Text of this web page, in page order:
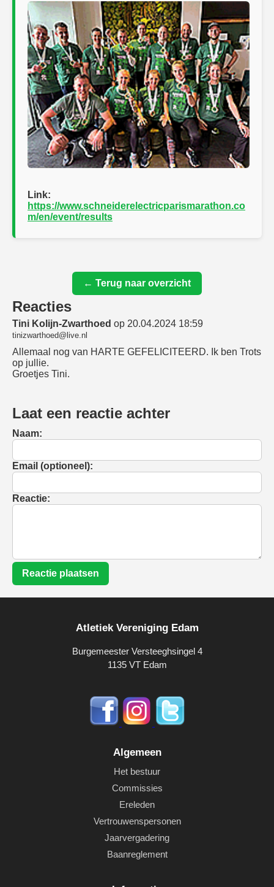
Link:
https://www.schneiderelectricparismarathon.co
m/en/event/results
← Terug naar overzicht
Reacties
Tini Kolijn-Zwarthoed op 20.04.2024 18:59
tinizwarthoed@live.nl
Allemaal nog van HARTE GEFELICITEERD. Ik ben Trots
op jullie.
Groetjes Tini.
Laat een reactie achter
Naam:
Email (optioneel):
Reactie:
Reactie plaatsen
Atletiek Vereniging Edam
Burgemeester Versteeghsingel 4
1135 VT Edam
Algemeen
Het bestuur
Commissies
Ereleden
Vertrouwenspersonen
Jaarvergadering
Baanreglement